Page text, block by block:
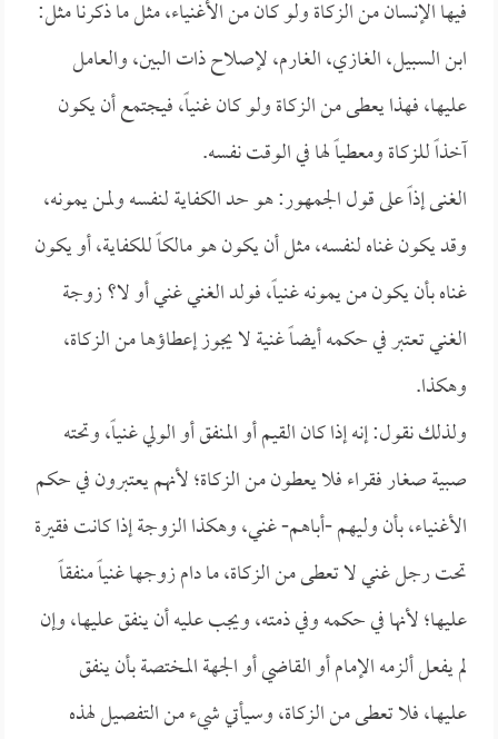
فيها الإنسان من الزكاة ولو كان من الأغنياء، مثل ما ذكرنا مثل:
ابن السبيل، الغازي، الغارم، لإصلاح ذات البين، والعامل
عليها، فهذا يعطى من الزكاة ولو كان غنياً، فيجتمع أن يكون
آخذاً للزكاة ومعطياً لها في الوقت نفسه.
الغنى إذاً على قول الجمهور: هو حد الكفاية لنفسه ولمن يمونه،
وقد يكون غناه لنفسه، مثل أن يكون هو مالكاً للكفاية، أو يكون
غناه بأن يكون من يمونه غنياً، فولد الغني غني أو لا؟ زوجة
الغني تعتبر في حكمه أيضاً غنية لا يجوز إعطاؤها من الزكاة،
وهكذا.
ولذلك نقول: إنه إذا كان القيم أو المنفق أو الولي غنياً، وتحته
صبية صغار فقراء فلا يعطون من الزكاة؛ لأنهم يعتبرون في حكم
الأغنياء، بأن وليهم -أباهم- غني، وهكذا الزوجة إذا كانت فقيرة
تحت رجل غني لا تعطى من الزكاة، ما دام زوجها غنياً منفقاً
عليها؛ لأنها في حكمه وفي ذمته، ويجب عليه أن ينفق عليها، وإن
لم يفعل ألزمه الإمام أو القاضي أو الجهة المختصة بأن ينفق
عليها، فلا تعطى من الزكاة، وسيأتي شيء من التفصيل لهذه